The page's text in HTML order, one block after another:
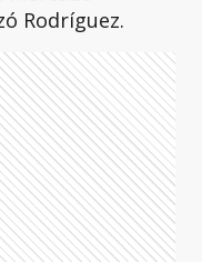
Rodríguez.